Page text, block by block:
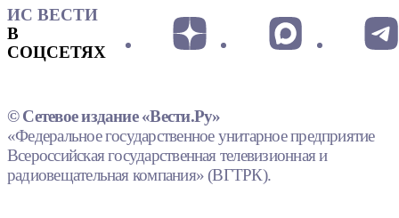
ИС ВЕСТИ
В
СОЦСЕТЯХ
© Сетевое издание «Вести.Ру»
«Федеральное государственное унитарное предприятие
Всероссийская государственная телевизионная и
радиовещательная компания» (ВГТРК).